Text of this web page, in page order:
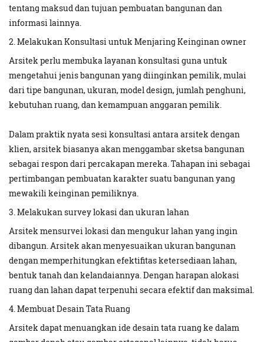
tentang maksud dan tujuan pembuatan bangunan dan
informasi lainnya.
2. Melakukan Konsultasi untuk Menjaring Keinginan owner
Arsitek perlu membuka layanan konsultasi guna untuk
mengetahui jenis bangunan yang diinginkan pemilik, mulai
dari tipe bangunan, ukuran, model design, jumlah penghuni,
kebutuhan ruang, dan kemampuan anggaran pemilik.
Dalam praktik nyata sesi konsultasi antara arsitek dengan
klien, arsitek biasanya akan menggambar sketsa bangunan
sebagai respon dari percakapan mereka. Tahapan ini sebagai
pertimbangan pembuatan karakter suatu bangunan yang
mewakili keinginan pemiliknya.
3. Melakukan survey lokasi dan ukuran lahan
Arsitek mensurvei lokasi dan mengukur lahan yang ingin
dibangun. Arsitek akan menyesuaikan ukuran bangunan
dengan memperhitungkan efektifitas ketersediaan lahan,
bentuk tanah dan kelandaiannya. Dengan harapan alokasi
ruang dan lahan dapat terpenuhi secara efektif dan maksimal.
4. Membuat Desain Tata Ruang
Arsitek dapat menuangkan ide desain tata ruang ke dalam